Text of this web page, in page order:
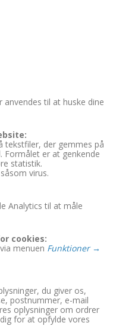
til at huske dine
tekstfiler, der gemmes på
Formålet er at genkende
statistik.
virus.
Analytics til at måle
cookies:
menuen Funktioner →
du giver os,
postnummer, e-mail
oplysninger om ordrer
for at opfylde vores